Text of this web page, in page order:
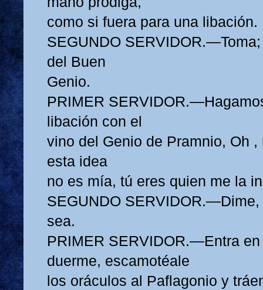
como si fuera para una libación.
SEGUNDO
del Buen
Genio.
PRIMER
libación con el
vino del Genio de Pramnio, Oh
esta idea
no es mía, tú eres quien me la
SEGUNDO SERVIDOR.—Dime,
sea.
PRIMER SERVIDOR.—Entra
duerme, escamotéale
los oráculos al Paflagonio y